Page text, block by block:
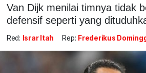
Van Dijk menilai timnya tidak
defensif seperti yang
Red: Israr Itah Rep: Frederikus